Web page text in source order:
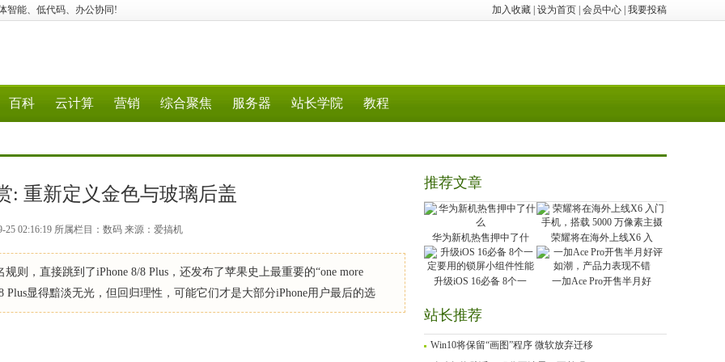
加入收藏 设为首页 会员中心 我要投稿
智能、低代码、办公协同!
百科 云计算 营销 综合聚焦 服务器 站长学院 教程
: 重新定义金色与玻璃后盖
25 02:16:19 所属栏目：数码 来源：爱搞机
则，直接跳到了iPhone 8/8 Plus，还发布了苹果史上最重要的“one more
显得黯淡无光，但回归理性，可能它们才是大部分iPhone用户最后的选
推荐文章
华为新机热售押中了什 荣耀将在海外上线X6 入
升级iOS 16必备 8个一 一加Ace Pro开售半月好
站长推荐
Win10将保留“画图”程序 微软放弃迁移